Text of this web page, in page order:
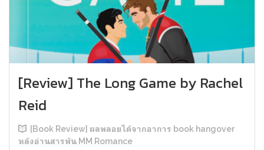
[Review] The Long Game by Rachel
Reid
[Book Review] ผลพลอยได้จากอาการ book hangover
หลังอ่านสารพัน MM Romance